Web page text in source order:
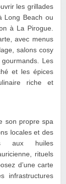
les grillades
Long Beach ou
à La Pirogue.
avec menus
salons cosy
Les
et les épices
riche et
son propre spa
locales et des
aux huiles
rituels
d’une carte
infrastructures